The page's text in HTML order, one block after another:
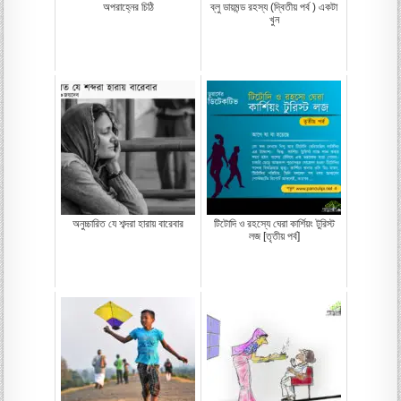
অপরাহ্নের চিঠি
ব্লু ডায়মন্ড রহস্য (দ্বিতীয় পর্ব ) একটা
খুন
অনুচ্চারিত যে শব্দরা হারায় বারেবার
টিটোদি ও রহস্যে ঘেরা কার্শিয়ং টুরিস্ট
লজ [তৃতীয় পর্ব]